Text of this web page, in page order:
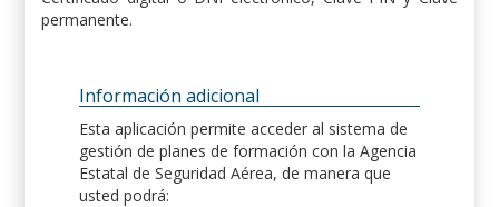
permanente.
Información adicional
Esta aplicación permite acceder al sistema de
gestión de planes de formación con la Agencia
Estatal de Seguridad Aérea, de manera que
usted podrá: